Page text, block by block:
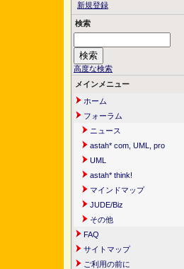
新規登録
検索
高度な検索
メインメニュー
ホーム
フォーラム
ニュース
astah* com, UML, pro
UML
astah* think!
マインドマップ
JUDE/Biz
その他
FAQ
サイトマップ
ご利用の前に